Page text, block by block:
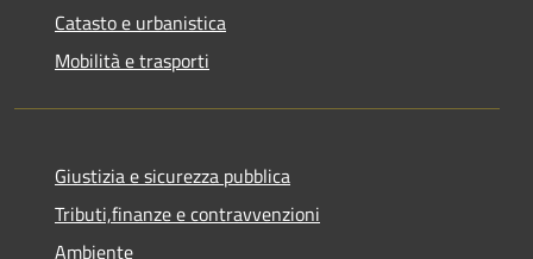
Catasto e urbanistica
Mobilità e trasporti
Giustizia e sicurezza pubblica
Tributi,finanze e contravvenzioni
Ambiente